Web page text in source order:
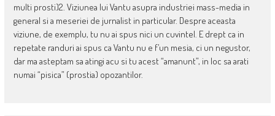
multi prosti)2. Viziunea lui Vantu asupra industriei mass-media in
general si a meseriei de jurnalist in particular. Despre aceasta
viziune, de exemplu, tu nu ai spus nici un cuvintel. E drept ca in
repetate randuri ai spus ca Vantu nu e f’un mesia, ci un negustor,
dar ma asteptam sa atingi acu si tu acest “amanunt”, in loc sa arati
numai “pisica” (prostia) opozantilor.